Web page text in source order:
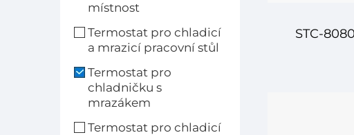
místnost
Termostat pro chladicí
a mrazicí pracovní stůl
Termostat pro
chladničku s
mrazákem
Termostat pro chladicí
STC-